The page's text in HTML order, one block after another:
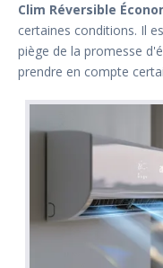
Clim Réversible
certaines conditions. Il
piège de la promesse
prendre en compte